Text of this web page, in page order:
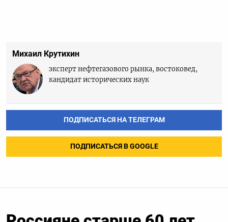
Михаил Крутихин
эксперт нефтегазового рынка, востоковед,
кандидат исторических наук
ПОДПИСАТЬСЯ НА ТЕЛЕГРАМ
ПОДПИСАТЬСЯ В GOOGLE